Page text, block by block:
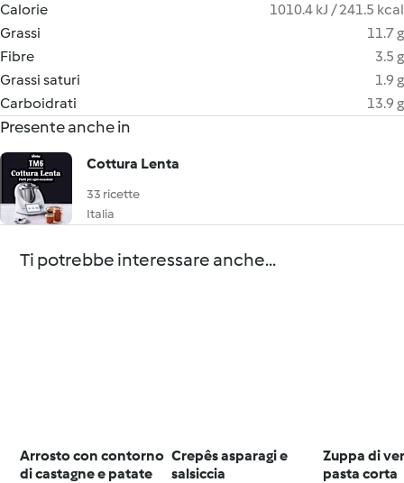
Calorie
1010.4 kJ / 241.5 kcal
Grassi
11.7 g
Fibre
3.5 g
Grassi saturi
1.9 g
Carboidrati
13.9 g
Presente anche in
Cottura Lenta
33 ricette
Italia
Ti potrebbe interessare anche...
Arrosto con contorno
di castagne e patate
Crepês asparagi e
salsiccia
Zuppa di
pasta corta